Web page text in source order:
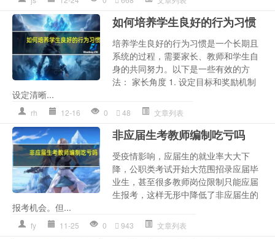
如何培养学生良好的行为习惯
培养学生良好的行为习惯是一个长期且
系统的过程，需要家长、教师和学生自
身的共同努力。以下是一些有效的方
法： 家长角度 1. 设定目标和奖励机制
设定清晰...
rh 12-16 0 48 文章列表
非应届生考教师编制吃亏吗
受疫情影响，应届生的就业率大大下
降，公职类考试开始大范围招录应届毕
业生，甚至很多教师岗位限制只能应届
生报考，这样无形中降低了非应届生的
报考机会。但...
fy 11-25 0 943 文章列表